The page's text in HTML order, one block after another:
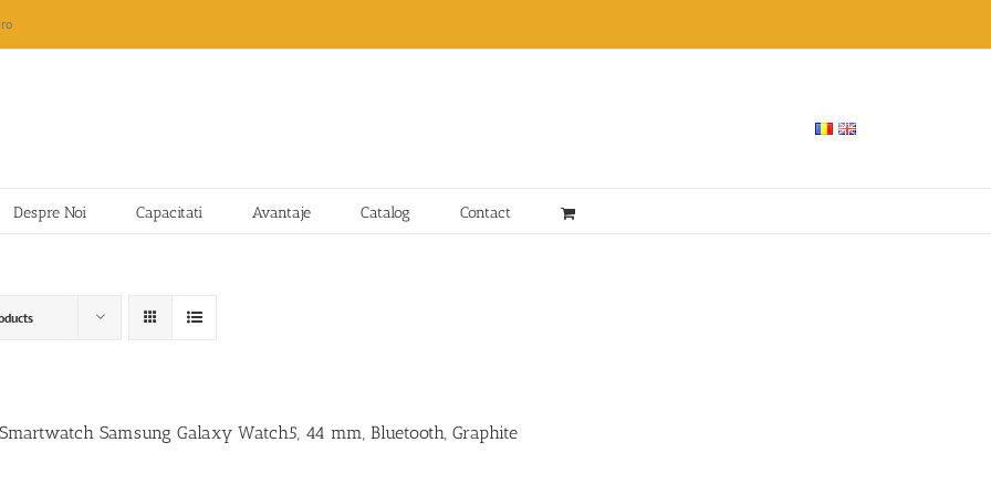
Despre Noi Capacitati Avantaje Catalog Contact
Samsung Galaxy Watch5, 44 mm, Bluetooth, Graphite